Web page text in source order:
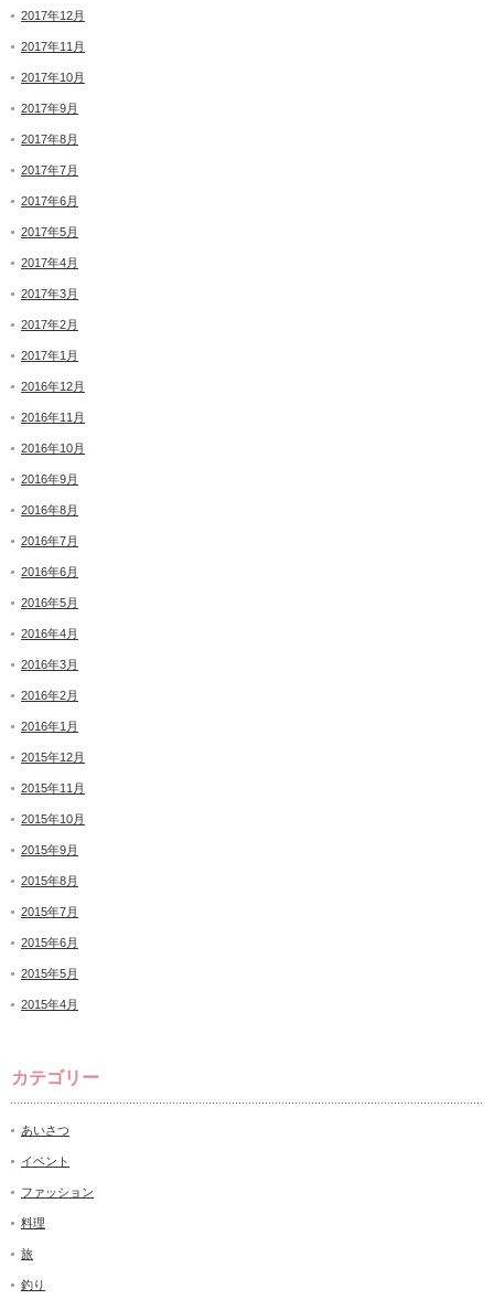
2017年12月
2017年11月
2017年10月
2017年9月
2017年8月
2017年7月
2017年6月
2017年5月
2017年4月
2017年3月
2017年2月
2017年1月
2016年12月
2016年11月
2016年10月
2016年9月
2016年8月
2016年7月
2016年6月
2016年5月
2016年4月
2016年3月
2016年2月
2016年1月
2015年12月
2015年11月
2015年10月
2015年9月
2015年8月
2015年7月
2015年6月
2015年5月
2015年4月
カテゴリー
あいさつ
イベント
ファッション
料理
旅
釣り